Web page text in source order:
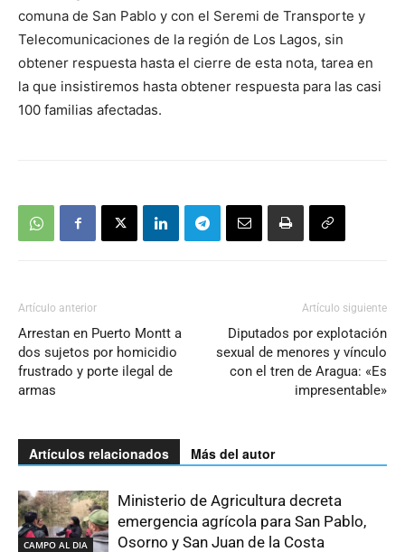
comuna de San Pablo y con el Seremi de Transporte y
Telecomunicaciones de la región de Los Lagos, sin
obtener respuesta hasta el cierre de esta nota, tarea en
la que insistiremos hasta obtener respuesta para las casi
100 familias afectadas.
Artículo anterior
Arrestan en Puerto Montt a
dos sujetos por homicidio
frustrado y porte ilegal de
armas
Artículo siguiente
Diputados por explotación
sexual de menores y vínculo
con el tren de Aragua: «Es
impresentable»
Artículos relacionados Más del autor
CAMPO AL DIA
Ministerio de Agricultura decreta
emergencia agrícola para San Pablo,
Osorno y San Juan de la Costa